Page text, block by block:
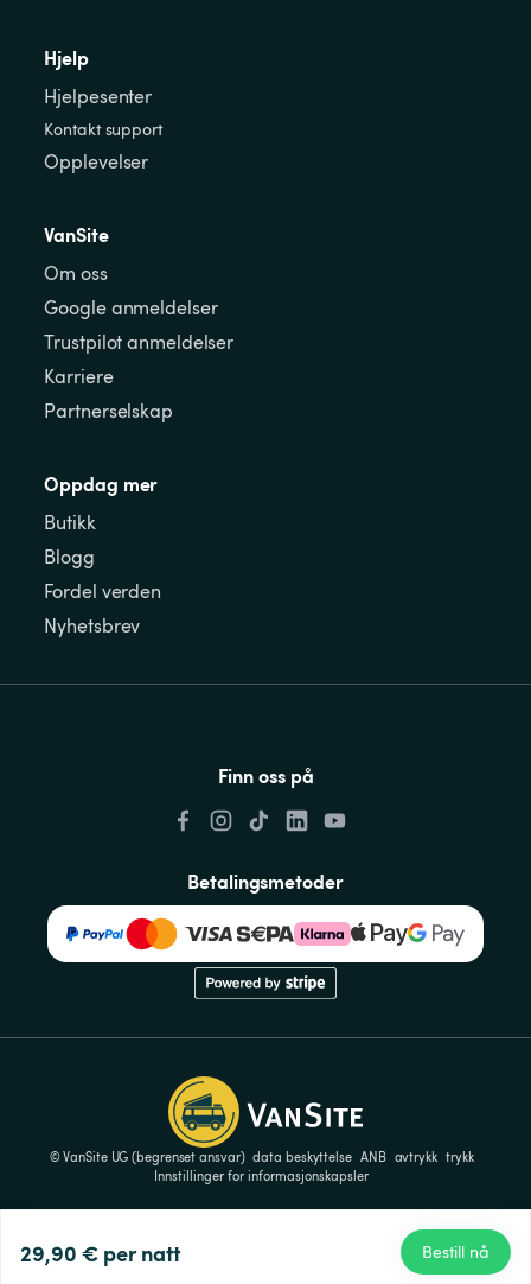
29,90 € per natt Bestill nå
Hjelp
Hjelpesenter
Kontakt support
Opplevelser
VanSite
Om oss
Google anmeldelser
Trustpilot anmeldelser
Karriere
Partnerselskap
Oppdag mer
Butikk
Blogg
Fordel verden
Nyhetsbrev
Finn oss på
Betalingsmetoder
© VanSite UG (begrenset ansvar) data beskyttelse ANB avtrykk trykk
Innstillinger for informasjonskapsler